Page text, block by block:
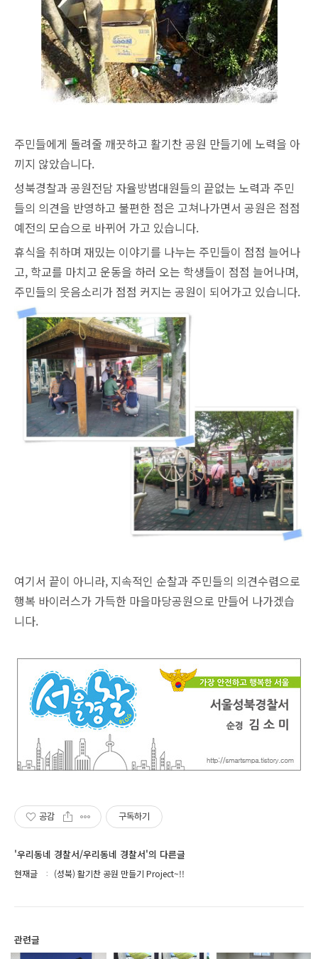
주민들에게 돌려줄 깨끗하고 활기찬 공원 만들기에 노력을 아
끼지 않았습니다.
성북경찰과 공원전담 자율방범대원들의 끝없는 노력과 주민
들의 의견을 반영하고 불편한 점은 고쳐나가면서 공원은 점점
예전의 모습으로 바뀌어 가고 있습니다.
휴식을 취하며 재밌는 이야기를 나누는 주민들이 점점 늘어나
고, 학교를 마치고 운동을 하러 오는 학생들이 점점 늘어나며,
주민들의 웃음소리가 점점 커지는 공원이 되어가고 있습니다.
여기서 끝이 아니라, 지속적인 순찰과 주민들의 의견수렴으로
행복 바이러스가 가득한 마을마당공원으로 만들어 나가겠습
니다.
공감 구독하기
'우리동네 경찰서/우리동네 경찰서'의 다른글
현재글 (성북) 활기찬 공원 만들기 Project~!!
관련글